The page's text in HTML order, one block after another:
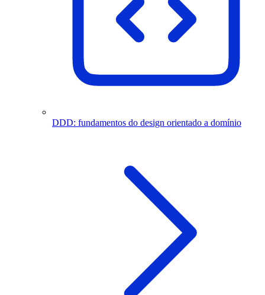
DDD: fundamentos do design orientado a domínio